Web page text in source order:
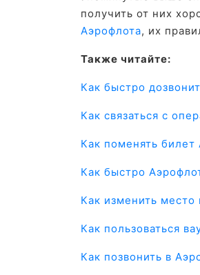
получить от них
Аэрофлота, их
Также читайте:
Как быстро
Как связаться с
Как поменять билет
Как быстро
Как изменить место
Как пользоваться
Как позвонить в